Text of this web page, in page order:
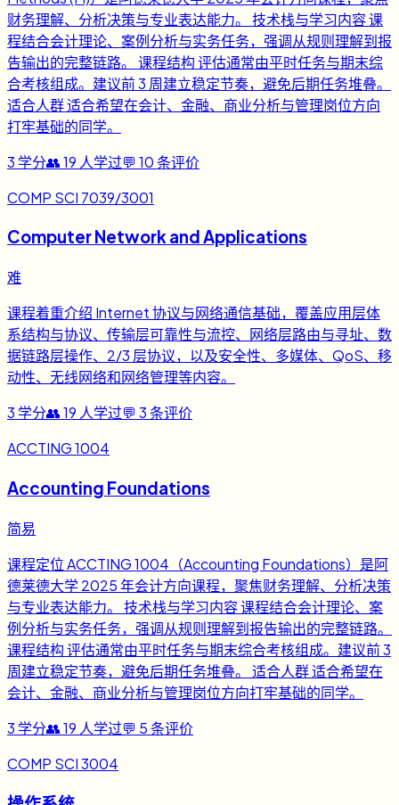
财务理解、分析决策与专业表达能力。 技术栈与学习内容 课
程结合会计理论、案例分析与实务任务，强调从规则理解到报
告输出的完整链路。 课程结构 评估通常由平时任务与期末综
合考核组成。建议前 3 周建立稳定节奏，避免后期任务堆叠。
适合人群 适合希望在会计、金融、商业分析与管理岗位方向
打牢基础的同学。
3 学分👥19 人学过💬 10条评价
COMP SCI 7039/3001
Computer Network and Applications
难
课程着重介绍 Internet 协议与网络通信基础，覆盖应用层体
系结构与协议、传输层可靠性与流控、网络层路由与寻址、数
据链路层操作、2/3 层协议，以及安全性、多媒体、QoS、移
动性、无线网络和网络管理等内容。
3 学分👥19 人学过💬 3条评价
ACCTING 1004
Accounting Foundations
简易
课程定位 ACCTING 1004（Accounting Foundations）是阿
德莱德大学 2025 年会计方向课程，聚焦财务理解、分析决策
与专业表达能力。 技术栈与学习内容 课程结合会计理论、案
例分析与实务任务，强调从规则理解到报告输出的完整链路。
课程结构 评估通常由平时任务与期末综合考核组成。建议前 3
周建立稳定节奏，避免后期任务堆叠。 适合人群 适合希望在
会计、金融、商业分析与管理岗位方向打牢基础的同学。
3 学分👥19 人学过💬 5条评价
COMP SCI 3004